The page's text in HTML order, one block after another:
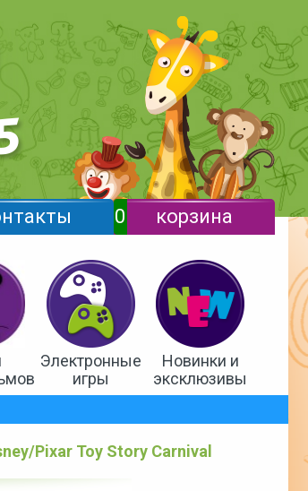
0 корзина
Электронные
игры
Новинки и
эксклюзивы
Pixar Toy Story Carnival